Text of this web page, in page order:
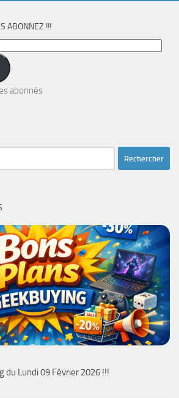
ABONNEZ !!!
abonnés
du Lundi 09 Février 2026 !!!